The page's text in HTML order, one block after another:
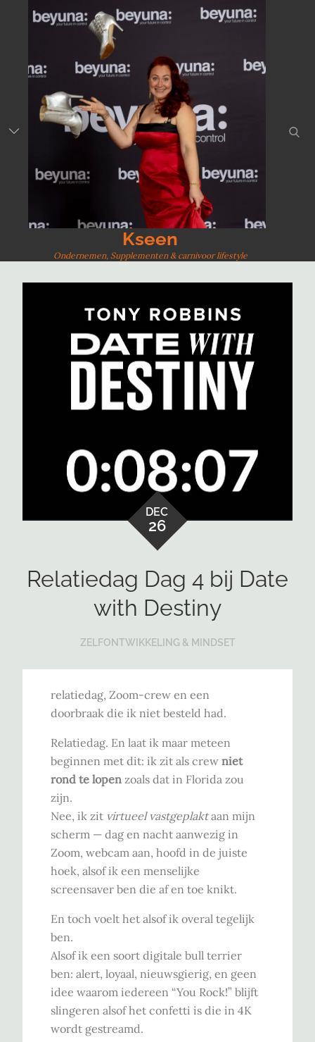
Kseen
Ondernemen, Supplementen & carnivoor lifestyle
DEC
26
Relatiedag Dag 4 bij Date
with Destiny
ZELFONTWIKKELING & MINDSET
relatiedag, Zoom-crew en een
doorbraak die ik niet besteld had.
Relatiedag. En laat ik maar meteen
beginnen met dit: ik zit als crewniet
rond te lopen zoals dat in Florida zou
zijn.
Nee, ik zit virtueel vastgeplaktaan mijn
scherm — dag en nacht aanwezig in
Zoom, webcam aan, hoofd in de juiste
hoek, alsof ik een menselijke
screensaver ben die af en toe knikt.
En toch voelt het alsof ik overal tegelijk
ben.
Alsof ik een soort digitale bull terrier
ben: alert, loyaal, nieuwsgierig, en geen
idee waarom iedereen “You Rock!” blijft
slingeren alsof het confetti is die in 4K
wordt gestreamd.